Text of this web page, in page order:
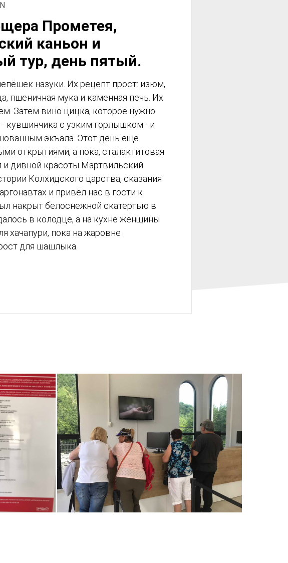
Прометея,
каньон и
тур, день пятый.
назуки. Их рецепт прост: изюм,
пшеничная мука и каменная печь. Их
Затем вино цицка, которое нужно
- кувшинчика с узким горлышком - и
экъала. Этот день ещё
открытиями, а пока, сталактитовая
дивной красоты Мартвильский
Колхидского царства, сказания
и привёл нас в гости к
накрыт белоснежной скатертью в
в колодце, а на кухне женщины
хачапури, пока на жаровне
для шашлыка.